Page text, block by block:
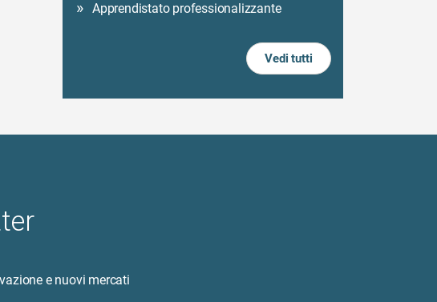
Apprendistato professionalizzante
Vedi tutti
e nuovi mercati